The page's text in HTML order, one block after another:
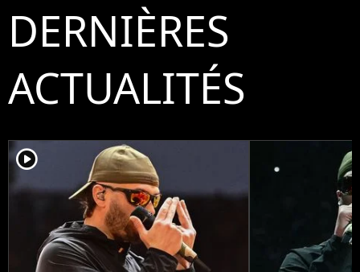
DERNIÈRES
ACTUALITÉS
player2